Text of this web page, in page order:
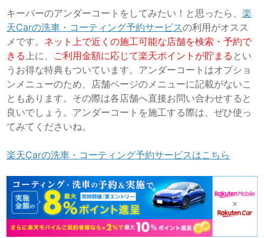
キーパーのアンダーコートをしてみたい！と思ったら、楽
天Carの洗車・コーティング予約サービスの利用がオスス
メです。 ネット上で近くの施工可能な店舗を検索・予約で
きる 上に、 ご利用金額に応じて楽天ポイントが貯まる とい
うお得な特典もついています。アンダーコートはオプショ
ンメニューのため、店舗ページのメニューに記載がないこ
ともあります。その際は各店舗へ直接お問い合わせすると
良いでしょう。アンダーコートを施工する際は、ぜひ使っ
てみてくださいね。
楽天Carの洗車・コーティング予約サービスはこちら